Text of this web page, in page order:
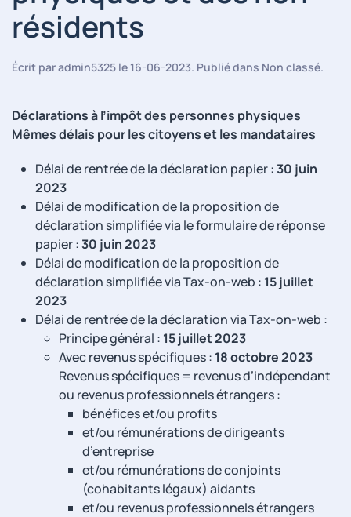
résidents
Écrit paradmin5325 le 16-06-2023. Publié dans Non classé.
Déclarations à l’impôt des personnes physiques
Mêmes délais pour les citoyens et les mandataires
Délai de rentrée de la déclaration papier :30 juin
2023
Délai de modification de la proposition de
déclaration simplifiée via le formulaire de réponse
papier :30 juin 2023
Délai de modification de la proposition de
déclaration simplifiée via Tax-on-web : 15 juillet
2023
Délai de rentrée de la déclaration via Tax-on-web :
Principe général : 15 juillet 2023
Avec revenus spécifiques : 18 octobre 2023
Revenus spécifiques = revenus d’indépendant
ou revenus professionnels étrangers :
bénéfices et/ou profits
et/ou rémunérations de dirigeants
d’entreprise
et/ou rémunérations de conjoints
(cohabitants légaux) aidants
et/ou revenus professionnels étrangers